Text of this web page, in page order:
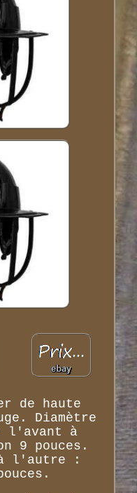
de haute
Diamètre
l'avant à
9 pouces.
l'autre :